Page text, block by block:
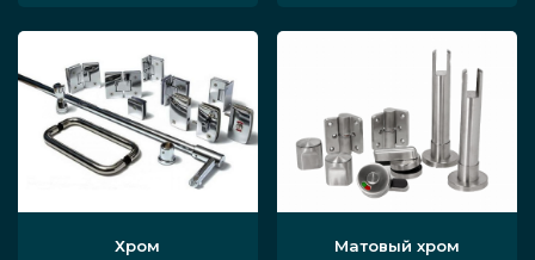
Хром Матовый хром